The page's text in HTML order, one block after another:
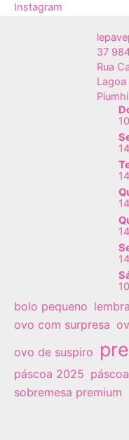
Instagram
37
Rua
Lagoa
Piumhi
bolo pequeno
ovo com surpresa
ovo de suspiro
páscoa 2025
sobremesa premium